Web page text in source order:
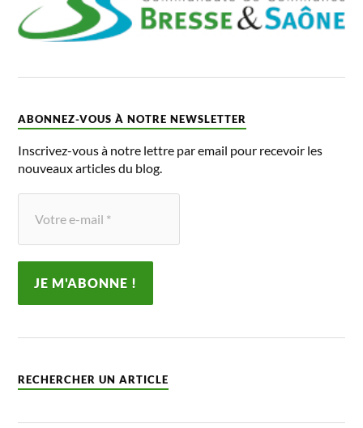
ABONNEZ-VOUS À NOTRE NEWSLETTER
Inscrivez-vous à notre lettre par email pour recevoir les
nouveaux articles du blog.
RECHERCHER UN ARTICLE